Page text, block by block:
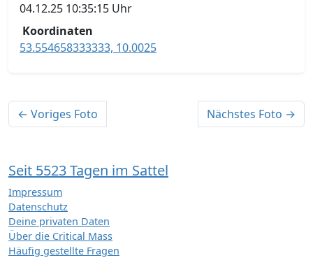
04.12.25 10:35:15 Uhr
Koordinaten
53.554658333333, 10.0025
← Voriges Foto Nächstes Foto →
Seit 5523 Tagen im Sattel
Impressum
Datenschutz
Deine privaten Daten
Über die Critical Mass
Häufig gestellte Fragen